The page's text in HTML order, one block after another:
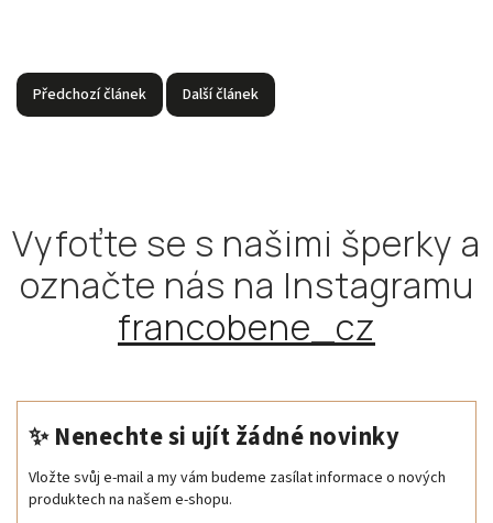
Předchozí článek Další článek
Vyfoťte se s našimi šperky a
označte nás na Instagramu
francobene_cz
✨ Nenechte si ujít žádné novinky
Vložte svůj e-mail a my vám budeme zasílat informace o nových
produktech na našem e-shopu.